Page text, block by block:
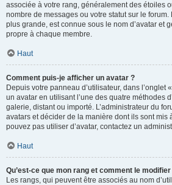
associée à votre rang, généralement des étoiles
nombre de messages ou votre statut sur le
plus grande, est connue sous le nom d’avatar et
propre à chaque membre.
Haut
Comment puis-je afficher un avatar ?
Depuis votre panneau d’utilisateur, dans l’onglet
un avatar en utilisant l’une des quatre méthodes
galerie, distant ou importé. L’administrateur du
avatars et décider de la manière dont ils sont mis
pouvez pas utiliser d’avatar, contactez un
Haut
Qu’est-ce que mon rang et comment le modifier
Les rangs, qui peuvent être associés au nom